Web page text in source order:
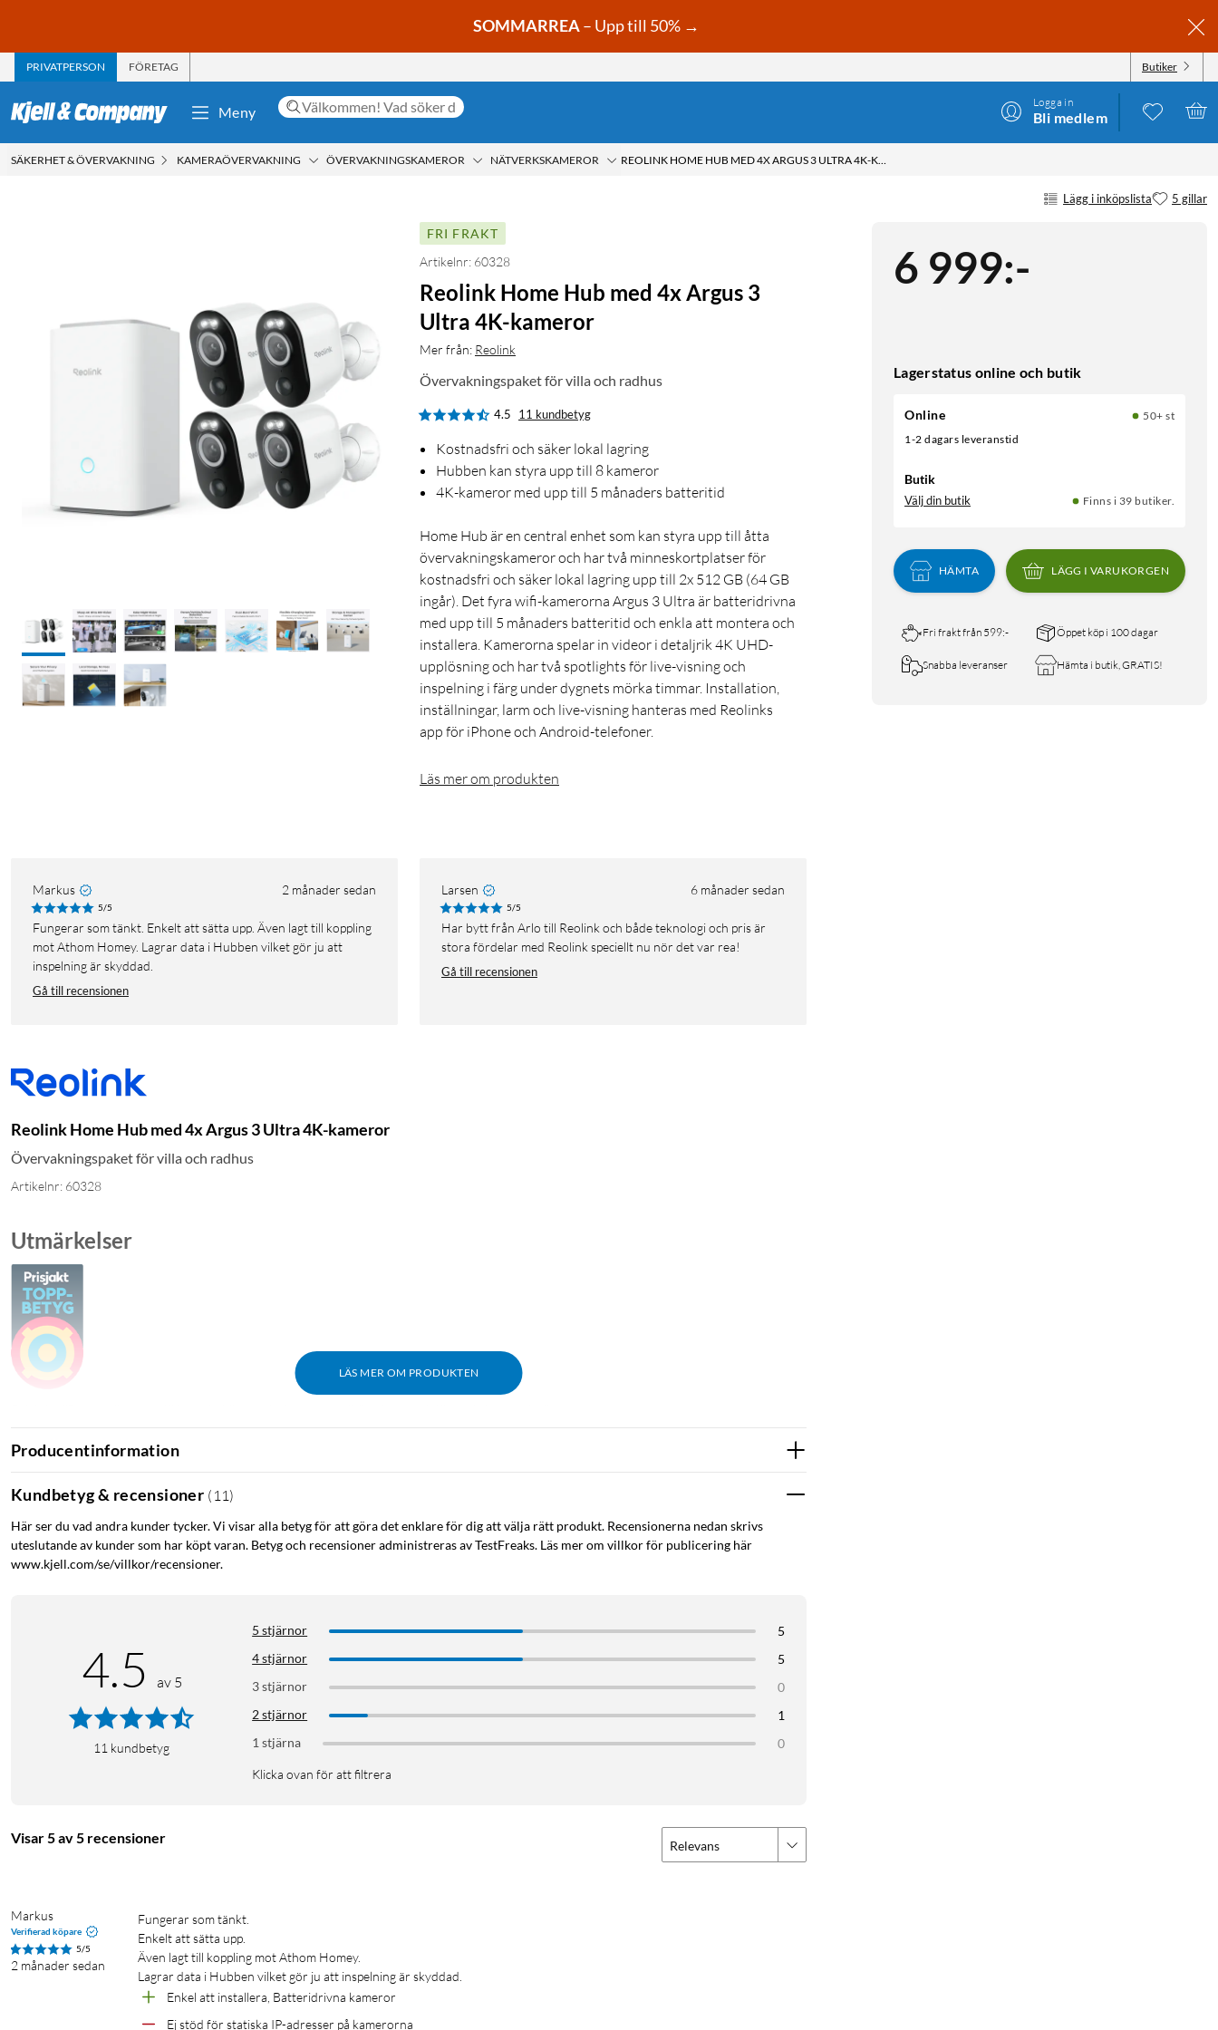
SOMMARREA– Upp till 50% →
PRIVATPERSON FÖRETAG Butiker
Meny
Logga in
Bli medlem
SÄKERHET & ÖVERVAKNING KAMERAÖVERVAKNING ÖVERVAKNINGSKAMEROR NÄTVERKSKAMEROR REOLINK HOME HUB MED 4X ARGUS 3 ULTRA 4K-KAMEROR
Lägg i inköpslista 5 gillar
6 999:-
Lagerstatus online och butik
Online
50+ st
1-2 dagars leveranstid
Butik
Välj din butik Finns i 39 butiker.
HÄMTA LÄGG I VARUKORGEN
Fri frakt från 599:- Öppet köp i 100 dagar
Snabba leveranser Hämta i butik, GRATIS!
FRI FRAKT
Artikelnr: 60328
Reolink Home Hub med 4x Argus 3
Ultra 4K-kameror
Mer från: Reolink
Övervakningspaket för villa och radhus
4.5 11 kundbetyg
Kostnadsfri och säker lokal lagring
Hubben kan styra upp till 8 kameror
4K-kameror med upp till 5 månaders batteritid
Home Hub är en central enhet som kan styra upp till åtta
övervakningskameror och har två minneskortplatser för
kostnadsfri och säker lokal lagring upp till 2x 512 GB (64 GB
ingår). Det fyra wifi-kamerorna Argus 3 Ultra är batteridrivna
med upp till 5 månaders batteritid och enkla att montera och
installera. Kamerorna spelar in videor i detaljrik 4K UHD-
upplösning och har två spotlights för live-visning och
inspelning i färg under dygnets mörka timmar. Installation,
inställningar, larm och live-visning hanteras med Reolinks
app för iPhone och Android-telefoner.
Läs mer om produkten
Markus 2 månader sedan
5/5
Fungerar som tänkt. Enkelt att sätta upp. Även lagt till koppling
mot Athom Homey. Lagrar data i Hubben vilket gör ju att
inspelning är skyddad.
Gå till recensionen
Larsen 6 månader sedan
5/5
Har bytt från Arlo till Reolink och både teknologi och pris är
stora fördelar med Reolink speciellt nu nör det var rea!
Gå till recensionen
Reolink Home Hub med 4x Argus 3 Ultra 4K-kameror
Övervakningspaket för villa och radhus
Artikelnr: 60328
LÄS MER OM PRODUKTEN
Utmärkelser
Producentinformation
Kundbetyg & recensioner ( 11 )
Här ser du vad andra kunder tycker. Vi visar alla betyg för att göra det enklare för dig att välja rätt produkt. Recensionerna nedan skrivs
uteslutande av kunder som har köpt varan. Betyg och recensioner administreras av TestFreaks. Läs mer om villkor för publicering här
www.kjell.com/se/villkor/recensioner.
4.5 av 5
11 kundbetyg
5 stjärnor
5
4 stjärnor
5
3 stjärnor
0
2 stjärnor
1
1 stjärna
0
Klicka ovan för att filtrera
Visar 5 av 5 recensioner Relevans
Markus
Verifierad köpare
5/5
2 månader sedan
Fungerar som tänkt.
Enkelt att sätta upp.
Även lagt till koppling mot Athom Homey.
Lagrar data i Hubben vilket gör ju att inspelning är skyddad.
Enkel att installera, Batteridrivna kameror
Ej stöd för statiska IP-adresser på kamerorna